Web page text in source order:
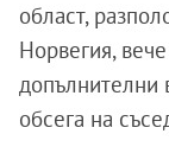
област,
Норвегия,
допълнителни
обсега на